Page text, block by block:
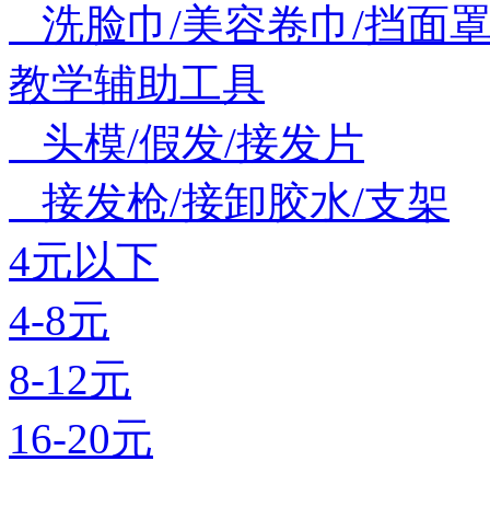
洗脸巾/美容卷巾/挡面
教学辅助工具
头模/假发/接发片
接发枪/接卸胶水/支架
4元以下
4-8元
8-12元
16-20元